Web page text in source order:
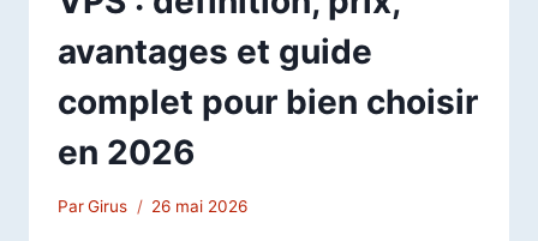
avantages et guide
complet pour bien choisir
en 2026
ParGirus 26 mai 2026